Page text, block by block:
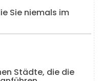
Sie niemals im
Städte, die die